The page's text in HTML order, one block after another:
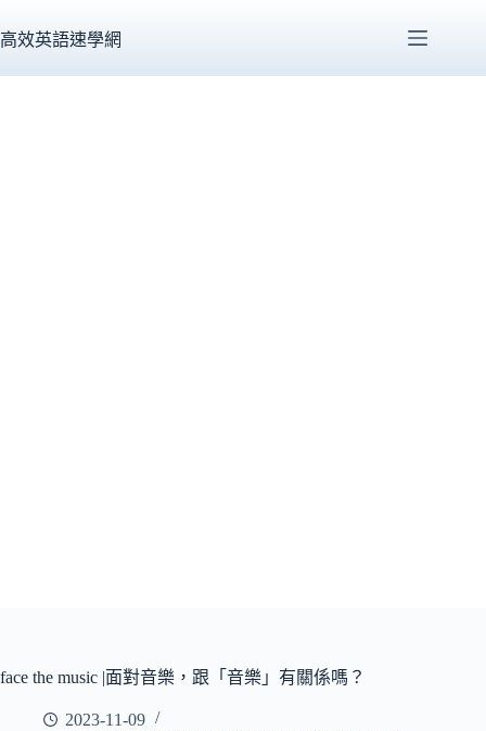
至
高效英語速學網
face the music |面對音樂，跟「音樂」有關係嗎？
2023-11-09